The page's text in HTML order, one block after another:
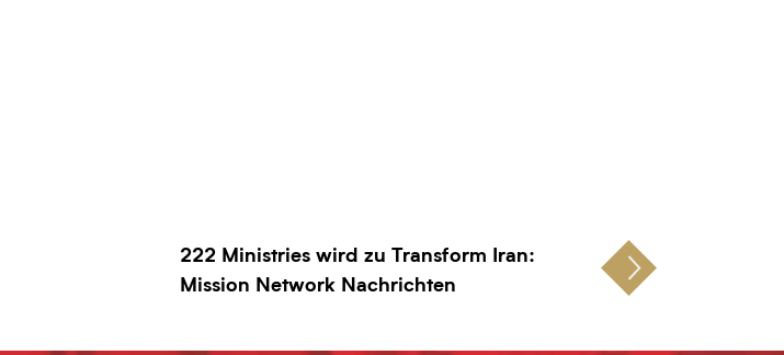
222 Ministries wird zu Transform Iran:
Mission Network Nachrichten